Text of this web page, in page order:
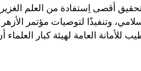
أقصى اِستفادة من العلم الغزير
وتنفيذًا لتوصيات مؤتمر
للأمانة العامة لهيئة كبار